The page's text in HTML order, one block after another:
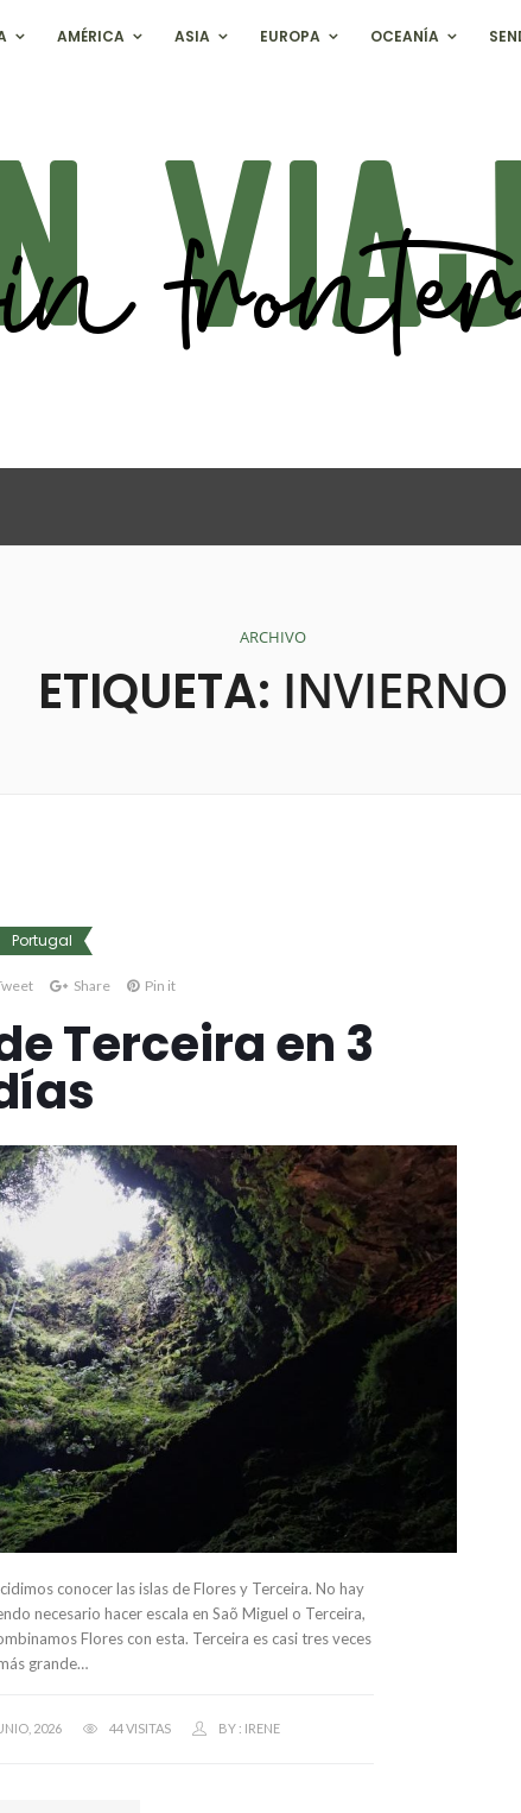
AMÉRICA ASIA EUROPA OCEANÍA
ARCHIVO
ETIQUETA: INVIERNO
Portugal
Share Pin it
Terceira en 3
conocer las islas de Flores y Terceira. No hay
necesario hacer escala en Saõ Miguel o Terceira,
Flores con esta. Terceira es casi tres veces
grande…
2026 44 VISITAS BY : IRENE